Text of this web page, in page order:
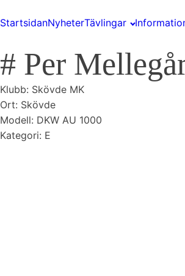
StartsidanNyheterTävlingar
# Per
Klubb: Skövde MK
Ort: Skövde
Modell: DKW AU 1000
Kategori: E